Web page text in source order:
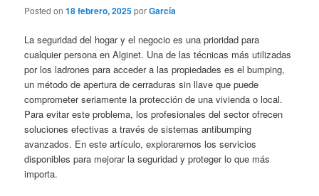
Posted on18 febrero, 2025porGarcía
La seguridad del hogar y el negocio es una prioridad para
cualquier persona en Alginet. Una de las técnicas más utilizadas
por los ladrones para acceder a las propiedades es el bumping,
un método de apertura de cerraduras sin llave que puede
comprometer seriamente la protección de una vivienda o local.
Para evitar este problema, los profesionales del sector ofrecen
soluciones efectivas a través de sistemas antibumping
avanzados. En este artículo, exploraremos los servicios
disponibles para mejorar la seguridad y proteger lo que más
importa.